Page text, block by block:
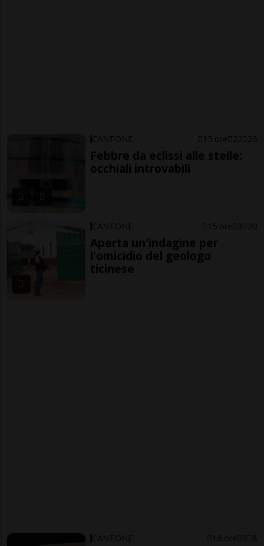
CANTONE 15 ore 22 26
Febbre da eclissi alle stelle:
occhiali introvabili
CANTONE 15 ore 3 20
Aperta un'indagine per
l'omicidio del geologo
ticinese
CANTONE 16 ore 2 8